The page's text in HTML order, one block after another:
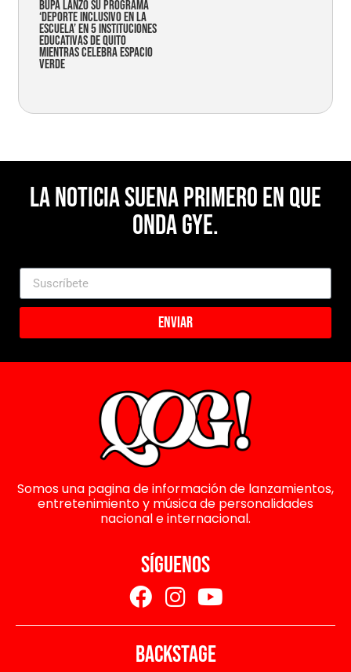
Bupa lanzó su programa
‘Deporte Inclusivo en la
Escuela’ en 5 instituciones
educativas de Quito
mientras celebra espacio
verde
La noticia suena primero en Que
Onda Gye.
Enviar
Somos una pagina de información de lanzamientos,
entretenimiento y música de personalidades
nacional e internacional.
SÍGUENOS
BACKSTAGE